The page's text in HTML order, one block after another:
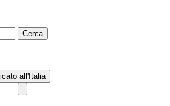
Cerca
all'Italia